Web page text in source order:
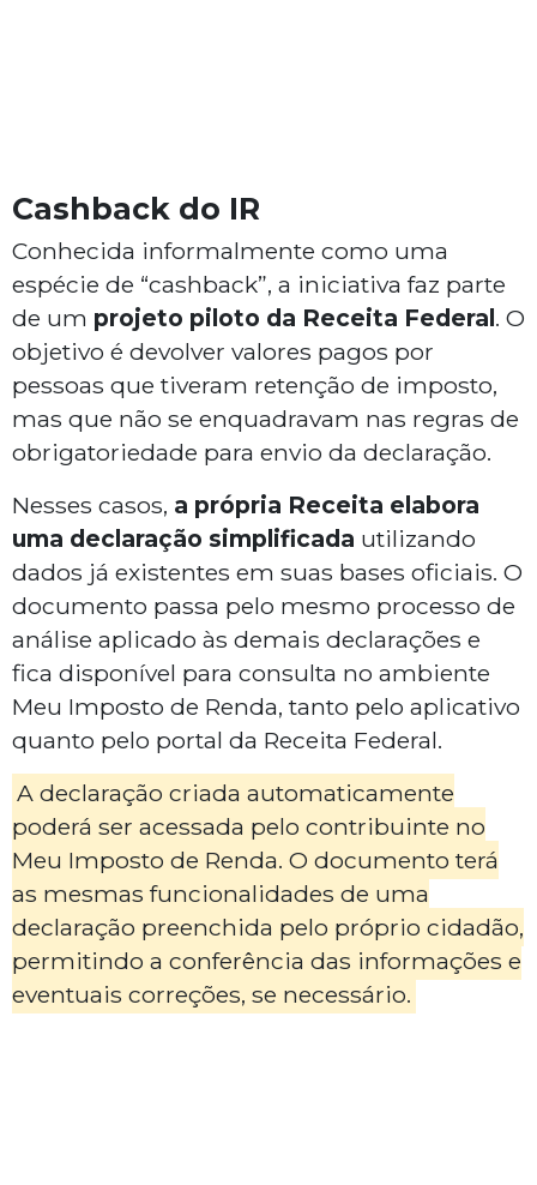
Cashback do IR
Conhecida informalmente como uma
espécie de “cashback”, a iniciativa faz parte
de um projeto piloto da Receita Federal. O
objetivo é devolver valores pagos por
pessoas que tiveram retenção de imposto,
mas que não se enquadravam nas regras de
obrigatoriedade para envio da declaração.
Nesses casos, a própria Receita elabora
uma declaração simplificada utilizando
dados já existentes em suas bases oficiais. O
documento passa pelo mesmo processo de
análise aplicado às demais declarações e
fica disponível para consulta no ambiente
Meu Imposto de Renda, tanto pelo aplicativo
quanto pelo portal da Receita Federal.
A declaração criada automaticamente
poderá ser acessada pelo contribuinte no
Meu Imposto de Renda. O documento terá
as mesmas funcionalidades de uma
declaração preenchida pelo próprio cidadão,
permitindo a conferência das informações e
eventuais correções, se necessário.